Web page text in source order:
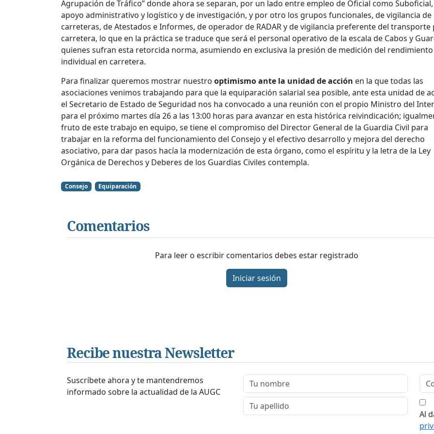
Agrupación de Tráfico” donde ahora se separan, por un lado entre empleo de Oficial como Suboficial,
apoyo administrativo y logístico y de investigación, y por otro los grupos funcionales, de vigilancia de
carreteras, de Atestados e Informes, de operador de RADAR y de vigilancia preferente del transporte
carretera, lo que en la práctica se traduce que será el personal operativo de la escala de Cabos y
quienes sufran esta retorcida norma, asumiendo en exclusiva la presión de medición del rendimiento
individual en carretera.
Para finalizar queremos mostrar nuestro optimismo ante la unidad de acción en la que todas las
asociaciones venimos trabajando para que la equiparación salarial sea posible, ante esta unidad de
el Secretario de Estado de Seguridad nos ha convocado a una reunión con el propio Ministro del
para el próximo martes día 26 a las 13:00 horas para avanzar en esta histórica reivindicación;
fruto de este trabajo en equipo, se tiene el compromiso del Director General de la Guardia Civil para
trabajar en la reforma del funcionamiento del Consejo y el efectivo desarrollo y mejora del derecho
asociativo, para dar pasos hacía la modernización de esta órgano, como el espíritu y la letra de la Ley
Orgánica de Derechos y Deberes de los Guardias Civiles contempla.
Consejo Equiparación
Comentarios
Para leer o escribir comentarios debes estar registrado
Iniciar sesión
Recibe nuestra Newsletter
Suscríbete ahora y te mantendremos
informado sobre la actualidad de la AUGC
Al